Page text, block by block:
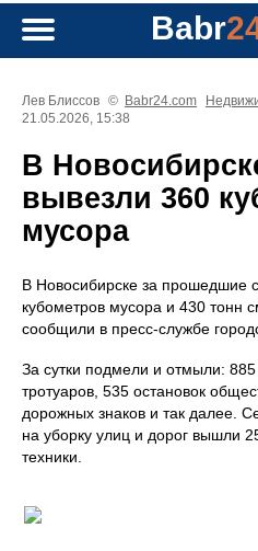
Babr
Лев Блиссов © Babr24.com
21.05.2026, 15:38
В
вывезли 360
мусора
В Новосибирске за прошедшие
кубометров мусора и 430 тонн
сообщили в пресс-службе
За сутки подмели и отмыли:
тротуаров, 535 остановок
дорожных знаков и так далее.
на уборку улиц и дорог вышли
техники.